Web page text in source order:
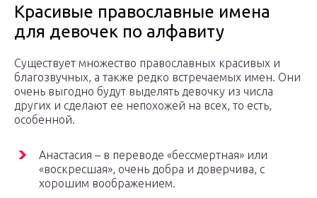
Красивые православные имена
для девочек по алфавиту
Существует множество православных красивых и
благозвучных, а также редко встречаемых имен. Они
очень выгодно будут выделять девочку из числа
других и сделают ее непохожей на всех, то есть,
особенной.
Анастасия – в переводе «бессмертная» или
«воскресшая», очень добра и доверчива, с
хорошим воображением.